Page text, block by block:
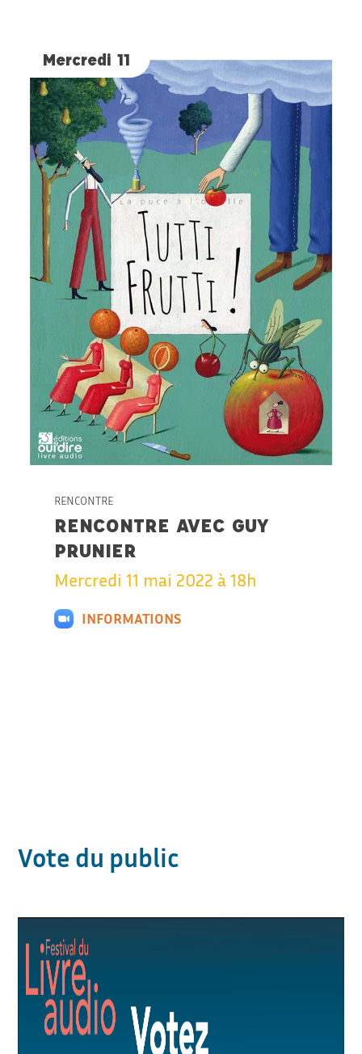
Mercredi 11
RENCONTRE
RENCONTRE AVEC GUY
PRUNIER
Mercredi 11 mai 2022 à 18h
INFORMATIONS
Vote du public